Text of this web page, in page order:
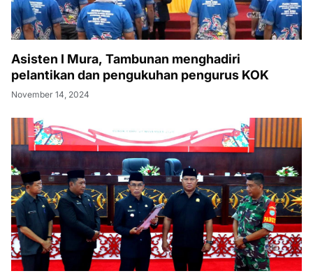
Asisten I Mura, Tambunan menghadiri
pelantikan dan pengukuhan pengurus KOK
November 14, 2024